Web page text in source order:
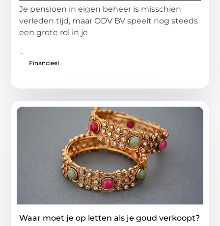
Je pensioen in eigen beheer is misschien
verleden tijd, maar ODV BV speelt nog steeds
een grote rol in je
...
Financieel
Waar moet je op letten als je goud verkoopt?